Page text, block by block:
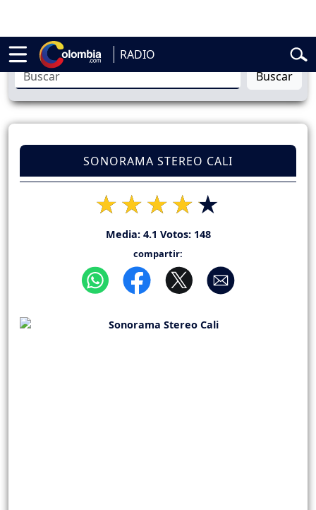
RADIO
de la Espriella Vuelta a Colombia
Buscar
SONORAMA STEREO CALI
Media: 4.1 Votos: 148
compartir: